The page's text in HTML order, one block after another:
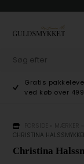
Gratis
ved køb over
CHRISTINA
Christina